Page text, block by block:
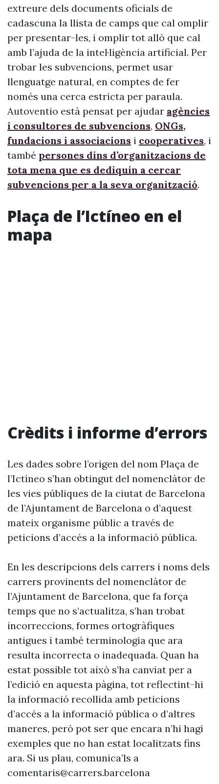
extreure dels documents oficials de
cadascuna la llista de camps que cal omplir
per presentar-les, i omplir tot allò que cal
amb l’ajuda de la intel·ligència artificial. Per
trobar les subvencions, permet usar
llenguatge natural, en comptes de fer
només una cerca estricta per paraula.
Autoventio està pensat per ajudar agències
i consultores de subvencions, ONGs,
fundacions i associacions i cooperatives, i
també persones dins d’organitzacions de
tota mena que es dediquin a cercar
subvencions per a la seva organització.
Plaça de l’Ictíneo en el
mapa
Crèdits i informe d’errors
Les dades sobre l’origen del nom Plaça de
l’Ictíneo s’han obtingut del nomenclàtor de
les vies públiques de la ciutat de Barcelona
de l’Ajuntament de Barcelona o d’aquest
mateix organisme públic a través de
peticions d’accés a la informació pública.
En les descripcions dels carrers i noms dels
carrers provinents del nomenclàtor de
l’Ajuntament de Barcelona, que fa força
temps que no s’actualitza, s’han trobat
incorreccions, formes ortogràfiques
antigues i també terminologia que ara
resulta incorrecta o inadequada. Quan ha
estat possible tot això s’ha canviat per a
l’edició en aquesta pàgina, tot reflectint-hi
la informació recollida amb peticions
d’accés a la informació pública o d’altres
maneres, però pot ser que encara n’hi hagi
exemples que no han estat localitzats fins
ara. Si us plau, comunica’ls a
comentaris@carrers.barcelona